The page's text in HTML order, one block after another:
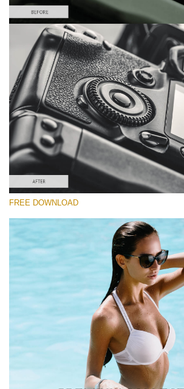
Please select
Lightroom Preset for Product Photo #23
Film Effect
(30 Lr Presets)
Must-Have Collection
(1432 Lr Presets)
Entire Collection
(2067 Lr Presets)
Free download
FREE DOWNLOAD